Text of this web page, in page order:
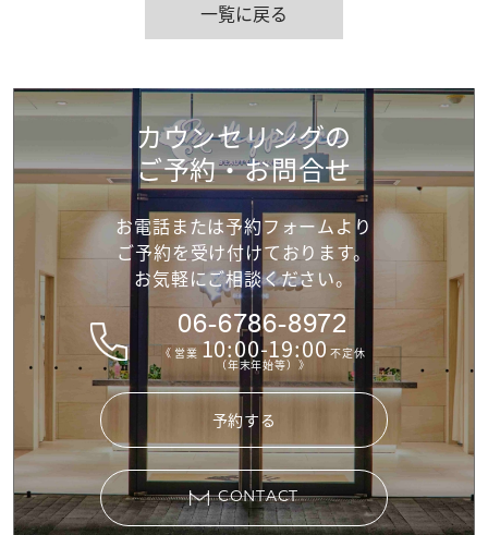
一覧に戻る
カウンセリングの
ご予約・お問合せ
お電話または予約フォームより
ご予約を受け付けております。
お気軽にご相談ください。
06-6786-8972
《 営業 10:00-19:00不定休
（年末年始等）》
予約する
CONTACT